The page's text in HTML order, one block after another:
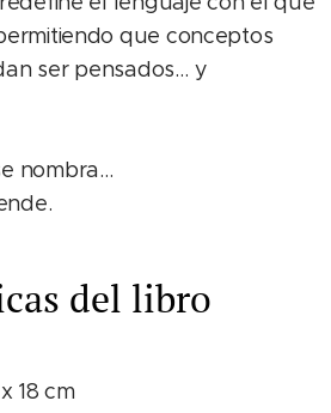
que conceptos
ser pensados… y
nombra…
del libro
18 cm